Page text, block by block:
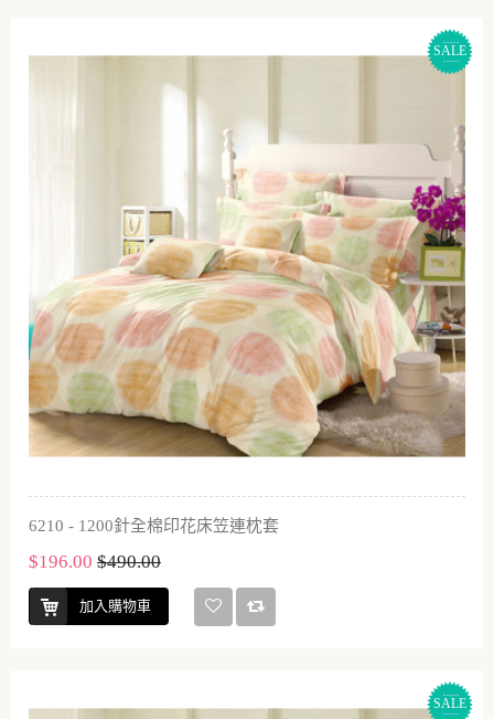
SALE
6210 - 1200針全棉印花床笠連枕套
$196.00 $490.00
加入購物車
SALE